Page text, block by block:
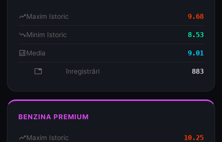
trending_upMaxim Istoric 9.68
trending_downMinim Istoric 8.53
analyticsMedia 9.01
database înregistrări 883
BENZINA PREMIUM
trending_upMaxim Istoric 10.25